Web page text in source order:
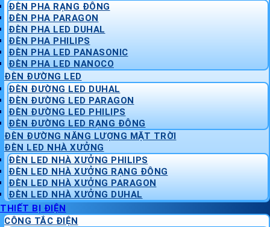
ĐÈN PHA RẠNG ĐÔNG
ĐÈN PHA PARAGON
ĐÈN PHA LED DUHAL
ĐÈN PHA PHILIPS
ĐÈN PHA LED PANASONIC
ĐÈN PHA LED NANOCO
ĐÈN ĐƯỜNG LED
ĐÈN ĐƯỜNG LED DUHAL
ĐÈN ĐƯỜNG LED PARAGON
ĐÈN ĐƯỜNG LED PHILIPS
ĐÈN ĐƯỜNG LED RẠNG ĐÔNG
ĐÈN ĐƯỜNG NĂNG LƯỢNG MẶT TRỜI
ĐÈN LED NHÀ XƯỞNG
ĐÈN LED NHÀ XƯỞNG PHILIPS
ĐÈN LED NHÀ XƯỞNG RẠNG ĐÔNG
ĐÈN LED NHÀ XƯỞNG PARAGON
ĐÈN LED NHÀ XƯỞNG DUHAL
THIẾT BỊ ĐIỆN
CÔNG TẮC ĐIỆN